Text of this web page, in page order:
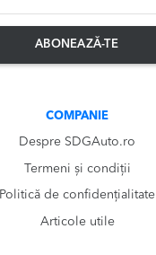
ABONEAZĂ-TE
COMPANIE
Despre SDGAuto.ro
Termeni și condiții
Politică de confidențialitate
Articole utile